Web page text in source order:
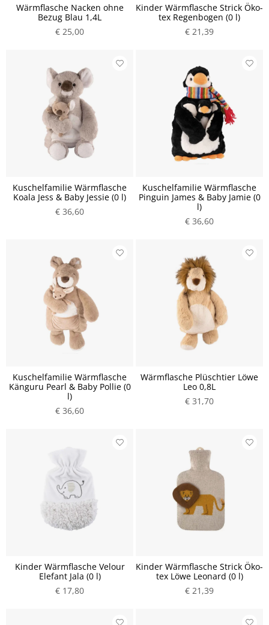
Wärmflasche Nacken ohne
Bezug Blau 1,4L
€ 25,00
Kinder Wärmflasche Strick Öko-
tex Regenbogen (0 l)
€ 21,39
Kuschelfamilie Wärmflasche
Koala Jess & Baby Jessie (0 l)
€ 36,60
Kuschelfamilie Wärmflasche
Pinguin James & Baby Jamie (0
l)
€ 36,60
Kuschelfamilie Wärmflasche
Känguru Pearl & Baby Pollie (0
l)
€ 36,60
Wärmflasche Plüschtier Löwe
Leo 0,8L
€ 31,70
Kinder Wärmflasche Velour
Elefant Jala (0 l)
€ 17,80
Kinder Wärmflasche Strick Öko-
tex Löwe Leonard (0 l)
€ 21,39